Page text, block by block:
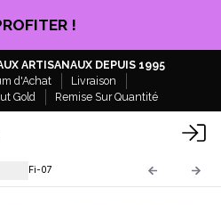
!
ARTISANAUX DEPUIS 1995
d'Achat
Livraison
Gold
Remise Sur Quantité
ABFi-07